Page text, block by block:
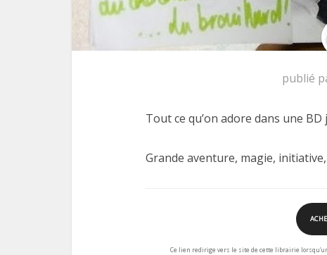
publié
Tout ce qu’on adore dans une
Grande aventure, magie,
Ce lien redirige vers le site de cette librairie